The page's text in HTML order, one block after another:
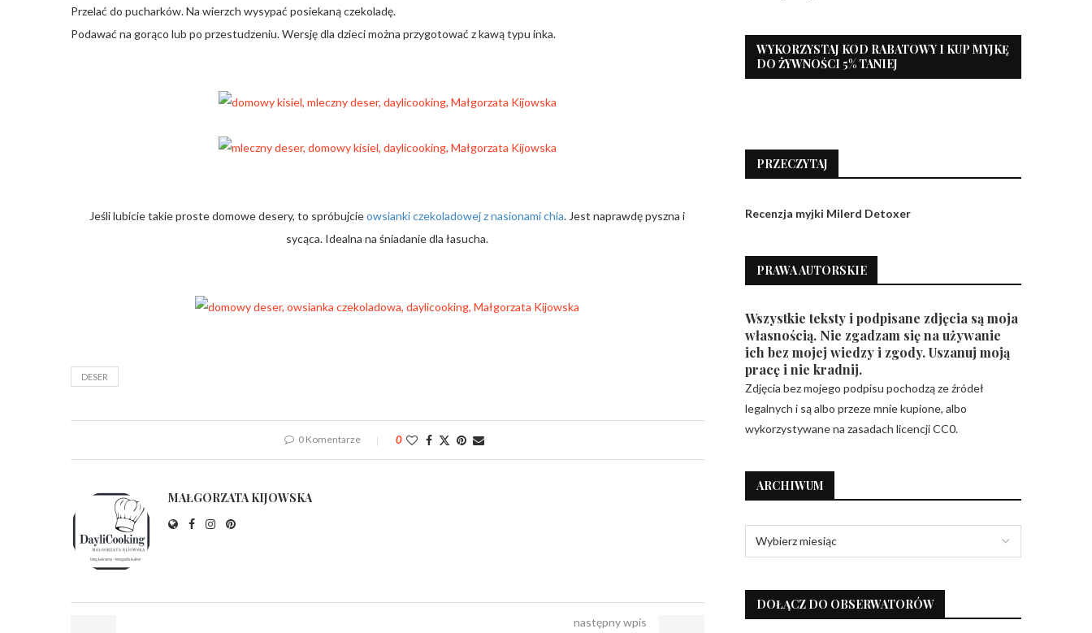
Przelać do pucharków. Na wierzch wysypać posiekaną czekoladę.
Podawać na gorąco lub po przestudzeniu. Wersję dla dzieci można przygotować z kawą typu inka.
Jeśli lubicie takie proste domowe desery, to spróbujcieowsianki czekoladowej z nasionami chia. Jest naprawdę pyszna i
sycąca. Idealna na śniadanie dla łasucha.
DESER
0 Komentarze 0
MAŁGORZATA KIJOWSKA
następny wpis
WYKORZYSTAJ KOD RABATOWY I KUP MYJKĘ
DO ŻYWNOŚCI 5% TANIEJ
PRZECZYTAJ
Recenzja myjki Milerd Detoxer
PRAWA AUTORSKIE
Wszystkie teksty i podpisane zdjęcia są moja
własnością. Nie zgadzam się na używanie
ich bez mojej wiedzy i zgody. Uszanuj moją
pracę i nie kradnij.
Zdjęcia bez mojego podpisu pochodzą ze źródeł
legalnych i są albo przeze mnie kupione, albo
wykorzystywane na zasadach licencji CC0.
ARCHIWUM
DOŁĄCZ DO OBSERWATORÓW